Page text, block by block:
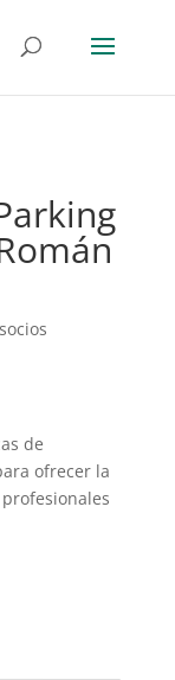
de
ofrecer la